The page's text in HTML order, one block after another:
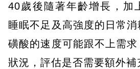
40歲後隨著年齡增長，加
睡眠不足及高強度的日常
磺酸的速度可能跟不上需求
狀況，評估是否需要額外補